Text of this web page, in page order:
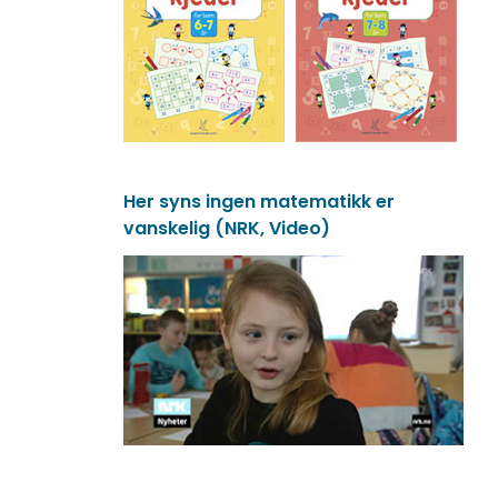
Her syns ingen matematikk er
vanskelig (NRK, Video)